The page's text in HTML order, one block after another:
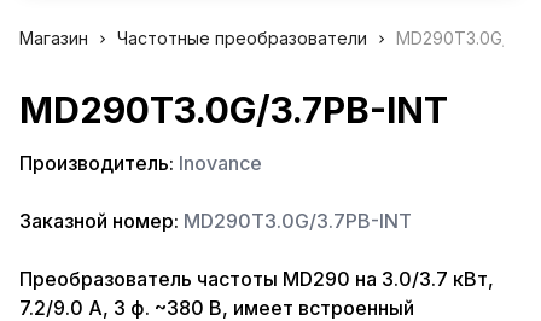
Магазин Частотные преобразователи MD290T3.0G/
MD290T3.0G/3.7PB-INT
Производитель: Inovance
Заказной номер: MD290T3.0G/3.7PB-INT
Преобразователь частоты MD290 на 3.0/3.7 кВт,
7.2/9.0 А, 3 ф. ~380 В, имеет встроенный